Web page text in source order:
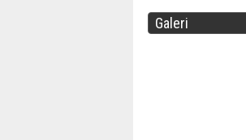
Galeri